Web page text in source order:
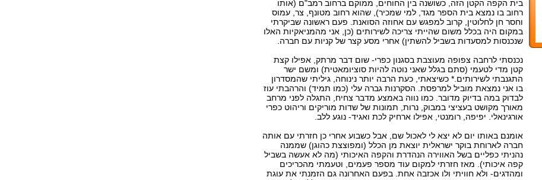
בית הקפה הקטן הזה, כשושנה בין החוחים, ממוקם ברחוב רמב"ם (אותו
רחוב בו נמצא בית הספר מגד, למי שמכיר), שהוא רחוב מטונף, צר, עמוס
וחסר חן לחלוטין, קרוב למפגש עם אחוזה הסואנת. פעם ראשונה שביקרתי
במקום היה בכלל משום שהייתי צריכה לשירותים (כן, אני מהמניאקיות האלו
שנכנסות למסעדות בשביל להשתין) אחרי מסע קצר של קניות עם חברה.
נכנסתי לרחבה צפופה מעוצבת בסגנון כפרי- שום דבר מרתק, אפילו קצת
קטן מדי לטעמי (סתם בגלל שאני נוטה להיות סוציומאטית) ומשם ישר
התגנבתי לשירותים.* כשיצאתי, כעת הרבה יותר נינוחה, גיליתי שהמסדרון
בו אני נמצאת מוביל למרפסת. הסקרנות גברה עלי (כמו תמיד) והרהבתי עוז
לבדוק במה בדיוק מדובר. כמו נווה באמצע מדבר צחיח, התגלה לפני מרחב
מאורך מקושט בעציצי במבוק, נרות, תמונות של שדות מוריקים וריהוט כפרי
אורגינאלי. יפיפה, רומנטי, אפילו ארחיק לכת ואגיד- נוגע ללב.
אומנם באותו יום לא יצא לי לאכול שם, אבל כשבוע אחרי כן חזרתי עם אותה
חברה לארוחת בוקר ישראלית יוצאת מן הכלל (ומפוצצת כהוגן) שממנה
נהניתי כפליים בשל האווירה הנהדרת והקפה האיכותי (מה לא אעשה בשביל
קפה איכותי). מאז חזרתי למקום עוד מספר פעמים, וטעמתי מהכריכים
ומהדגים- ולא חוויתי ולו אכזבה אחת. בפעם האחרונה גם הזמנתי את עוגת